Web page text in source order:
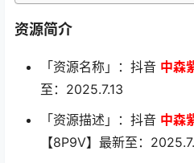
资源简介
「资源名称」：抖音 中森
至：2025.7.13
「资源描述」：抖音 中森
【8P9V】最新至：